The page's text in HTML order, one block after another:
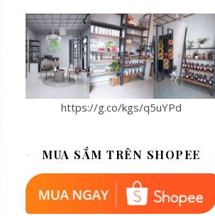
https://g.co/kgs/q5uYPd
MUA SẮM TRÊN SHOPEE